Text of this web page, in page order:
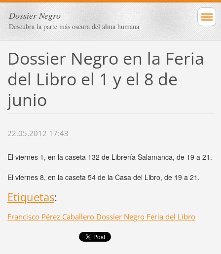
Dossier Negro
Descubra la parte más oscura del alma humana
Dossier Negro en la Feria
del Libro el 1 y el 8 de
junio
22.05.2012 17:43
El viernes 1, en la caseta 132 de Librería Salamanca, de 19 a 21.
El viernes 8, en la caseta 54 de la Casa del Libro, de 19 a 21.
Etiquetas:
Francisco Pérez Caballero Dossier Negro Feria del Libro